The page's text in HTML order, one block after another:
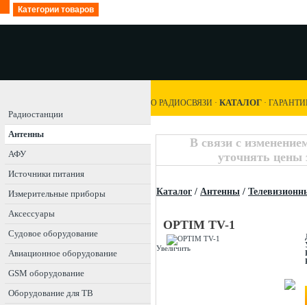
Категории товаров
Радиостанции
Антенны
АФУ
Источники питания
Измерительные приборы
Аксессуары
Судовое оборудование
Авиационное оборудование
GSM оборудование
Оборудование для ТВ
О РАДИОСВЯЗИ · КАТАЛОГ ·
В связи с
уточнять цены
Каталог / Антенны /
OPTIM TV-1
Увеличить